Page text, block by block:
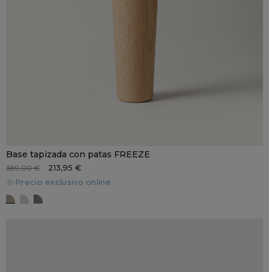
Base tapizada con patas FREEZE
389,00 €
213,95 €
Precio exclusivo online
FREEZE Kariz avellana
FREEZE kariz beig claro